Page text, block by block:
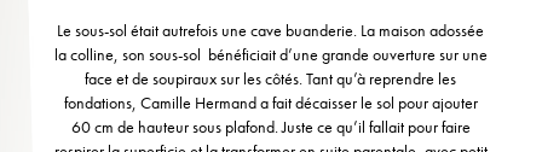
Le sous-sol était autrefois une cave buanderie. La maison adossée
la colline, son sous-sol bénéficiait d’une grande ouverture sur une
face et de soupiraux sur les côtés. Tant qu’à reprendre les
fondations, Camille Hermand a fait décaisser le sol pour ajouter
60 cm de hauteur sous plafond. Juste ce qu’il fallait pour faire